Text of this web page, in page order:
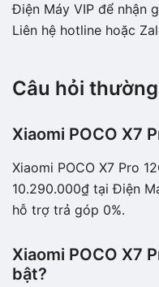
Điện Máy VIP để nhận
Liên hệ hotline hoặc
Câu hỏi
Xiaomi POCO X7
Xiaomi POCO X7 Pro
10.290.000₫ tại Điện
hỗ trợ trả góp 0%.
Xiaomi POCO X7
bật?